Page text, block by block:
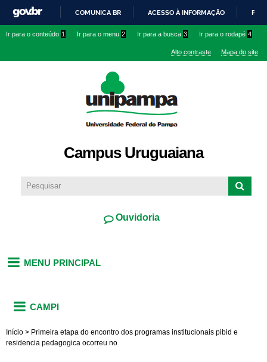
conteúdo
IR
O
COMUNICA BR ACESSO À INFORMAÇÃO
Ir para o conteúdo 1 Ir para o menu 2 Ir para a busca 3 Ir para o rodapé 4
Alto contraste Mapa do site
Campus Uruguaiana
Ouvidoria
MENU PRINCIPAL
CAMPI
Início > Primeira etapa do encontro dos programas institucionais pibid e
residencia pedagogica ocorreu no